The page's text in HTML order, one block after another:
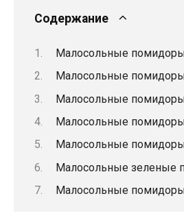
Содержание
Малосольные
Малосольные
Малосольные
Малосольные
Малосольные
Малосольные зеленые
Малосольные